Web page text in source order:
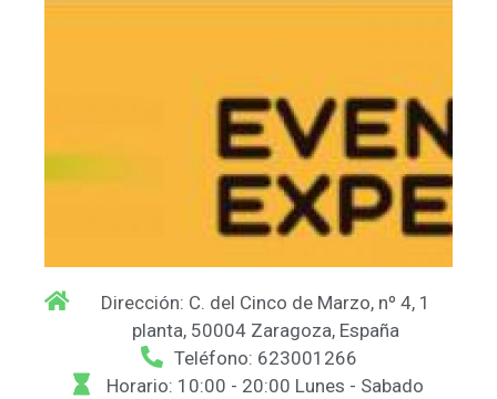
Dirección: C. del Cinco de Marzo, nº 4, 1
planta, 50004 Zaragoza, España
Teléfono: 623001266
Horario: 10:00 - 20:00 Lunes - Sabado